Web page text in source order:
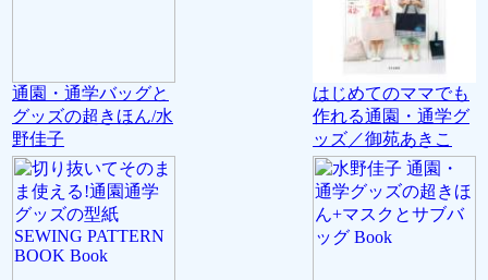
通園・通学バッグと
グッズの超きほん/水
野佳子
はじめてのママでも
作れる通園・通学グ
ッズ／御苑あきこ